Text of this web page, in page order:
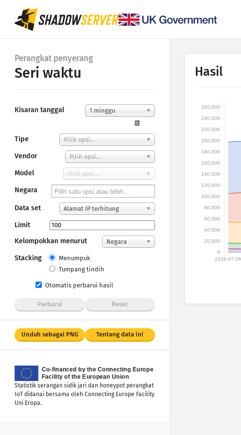
Perangkat penyerang
Seri waktu
Kisaran tanggal 1 minggu
📆
Tipe
Pilih opsi...
Vendor Pilih opsi...
Model Pilih opsi...
Negara
Data set Alamat IP terhitung
Limit
Kelompokkan menurut
Negara
Stacking
Menumpuk
Tumpang tindih
Otomatis perbarui hasil
Perbarui Reset
Unduh sebagai PNG Tentang data ini
Statistik serangan sidik jari dan honeypot perangkat
IoT didanai bersama oleh Connecting Europe Facility
Uni Eropa.
Hasil
2026-07-29
0
20,000
40,000
60,000
80,000
100,000
120,000
140,000
160,000
180,000
200,000
220,000
240,000
260,000